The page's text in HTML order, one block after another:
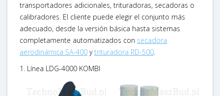
transportadores adicionales, trituradoras, secadoras o
calibradores. El cliente puede elegir el conjunto más
adecuado, desde la versión básica hasta sistemas
completamente automatizados con secadora
aerodinámica SA-400 ytrituradora RD-500.
1. Línea LDG-4000 KOMBI